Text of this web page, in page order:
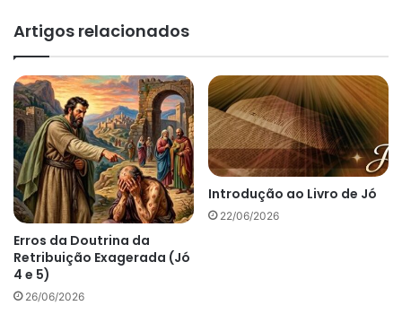
Artigos relacionados
Erros da Doutrina da
Retribuição Exagerada (Jó
4 e 5)
26/06/2026
Introdução ao Livro de Jó
22/06/2026